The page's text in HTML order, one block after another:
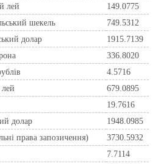
лей
149.0775
шекель
749.5312
долар
1915.7139
336.8020
4.5716
679.0895
19.7616
долар
1948.0985
права запозичення)
3730.5932
7.7114